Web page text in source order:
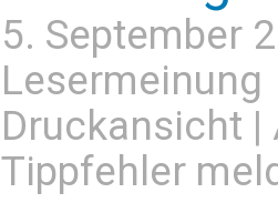
5. September
Lesermeinung
Druckansicht |
Tippfehler